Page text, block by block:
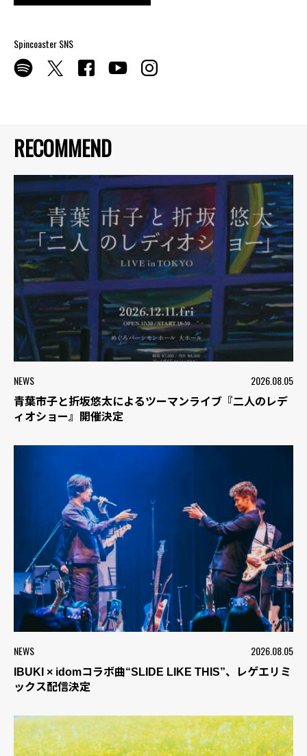
RECOMMEND
NEWS 2026.08.05
青葉市子と折坂悠太によるツーマンライブ『二人のレデ
ィオショー』開催決定
NEWS 2026.08.05
IBUKI × idomコラボ曲“SLIDE LIKE THIS”、レゲエリミ
ックス配信決定
Spincoaster SNS